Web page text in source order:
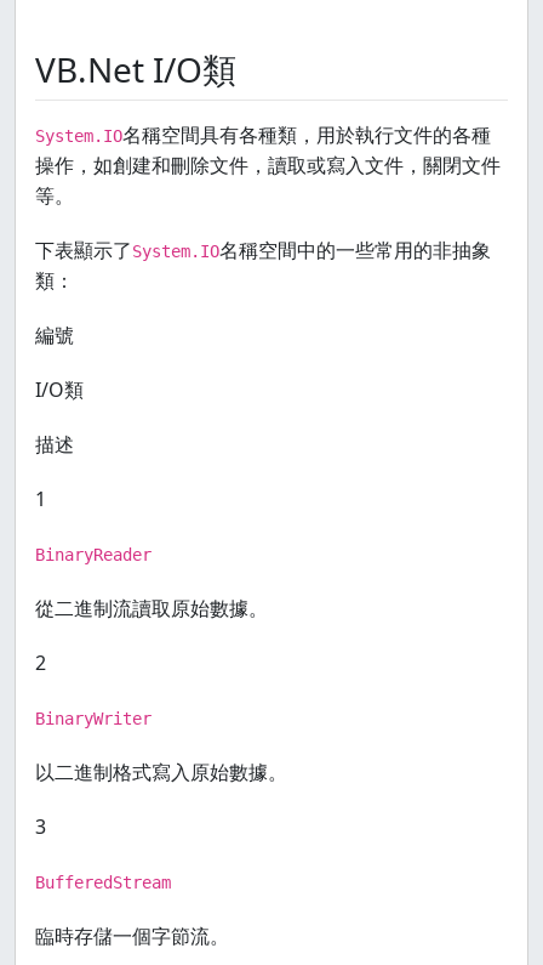
VB.Net I/O類
System.IO名稱空間具有各種類，用於執行文件的各種
操作，如創建和刪除文件，讀取或寫入文件，關閉文件
等。
下表顯示了System.IO名稱空間中的一些常用的非抽象
類：
編號
I/O類
描述
1
BinaryReader
從二進制流讀取原始數據。
2
BinaryWriter
以二進制格式寫入原始數據。
3
BufferedStream
臨時存儲一個字節流。